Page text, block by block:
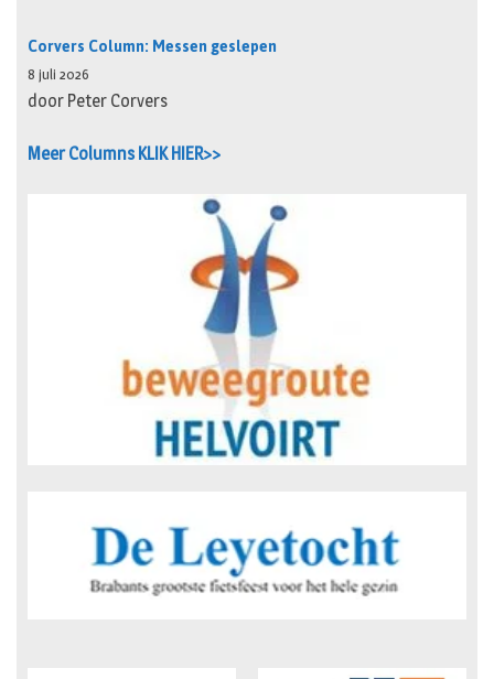
Corvers Column: Messen geslepen
8 juli 2026
door Peter Corvers
Meer Columns KLIK HIER>>